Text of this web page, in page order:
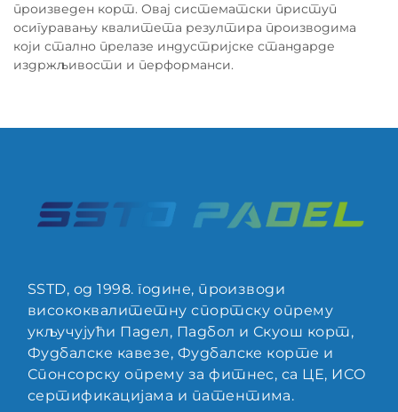
произведен корт. Овај систематски приступ
осигуравању квалитета резултира производима
који стално прелазе индустријске стандарде
издржљивости и перформанси.
SSTD, од 1998. године, производи
висококвалитетну спортску опрему
укључујући Падел, Падбол и Скуош корт,
Фудбалске кавезе, Фудбалске корте и
Спонсорску опрему за фитнес, са ЦЕ, ИСО
сертификацијама и патентима.